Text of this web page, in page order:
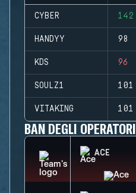
CYBER 142
HANDYY 98
KDS 96
SOULZ1 101
VITAKING 101
BAN DEGLI OPERATORI
ACE